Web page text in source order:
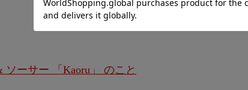
ーサー 「Kaoru」 のこと